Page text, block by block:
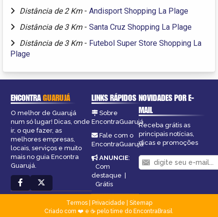
Distância de 2 Km - Andisport Shopping La Plage
Distância de 3 Km - Santa Cruz Shopping La Plage
Distância de 3 Km - Futebol Super Store Shopping La
Plage
ENCONTRAGUARUJÁ
O melhor de Guarujá
num só lugar! Dicas, onde
ir, o que fazer, as
melhores empresas,
locais, serviços e muito
mais no guia Encontra
Guarujá.
LINKS RÁPIDOS
Sobre
EncontraGuarujá
Fale com o
EncontraGuarujá
ANUNCIE:
Com
destaque
Grátis
NOVIDADES POR E-
MAIL
Receba grátis as
principais notícias,
dicas e promoções
Termos| Privacidade
Sitemap
Criado com ❤️ e ☕ pelo time do EncontraBrasil